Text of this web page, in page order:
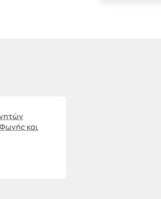
και